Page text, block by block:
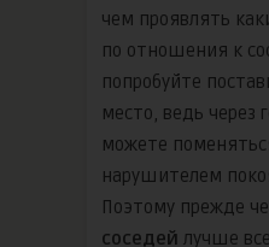
чем проявлять
по отношения к
попробуйте
место, ведь через
можете
нарушителем
Поэтому прежде
соседей лучше